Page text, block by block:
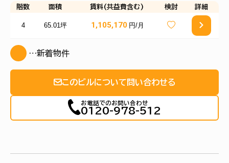
階数 面積 賃料(共益費含む) 検討 詳細
4 65.01坪 1,105,170 円/月
…新着物件
このビルについて問い合わせる
お電話でのお問い合わせ
0120-978-512